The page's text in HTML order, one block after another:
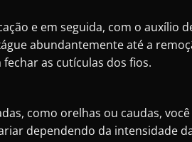
e em seguida, com o auxílio
abundantemente até a
as cutículas dos fios.
como orelhas ou caudas,
dependendo da intensidade